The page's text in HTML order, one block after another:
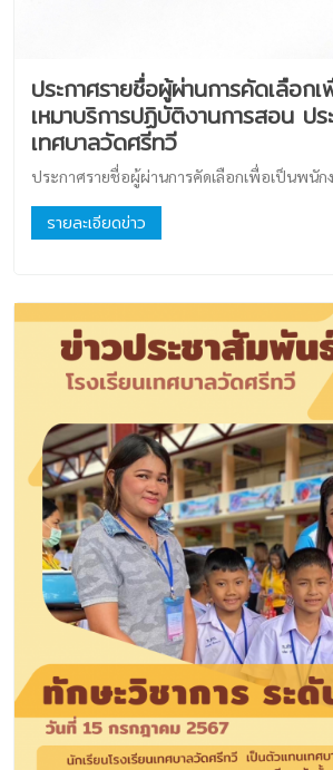
ประกาศรายชื่อผู้ผ่านการคัดเลือก
เหมาบริการปฏิบัติงานการสอน ปร
เทศบาลวัดศรีทวี
ประกาศรายชื่อผู้ผ่านการคัดเลือกเพื่อเป็นพนัก
รายละเอียดข่าว